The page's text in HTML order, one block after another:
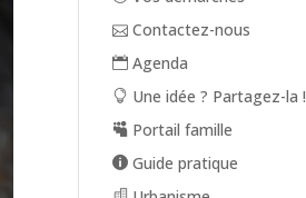
Contactez-nous
Agenda
Une idée ? Partagez-la !
Portail famille
Guide pratique